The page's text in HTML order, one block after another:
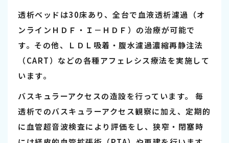
透析ベッドは30床あり、全台で血液透析濾過（オ
ンラインＨＤＦ・Ｉ－ＨＤＦ）の治療が可能で
す。その他、ＬＤＬ吸着・腹水濾過濃縮再静注法
（CART）などの各種アフェレシス療法を実施して
います。
バスキュラーアクセスの造設を行っています。 毎
透析でのバスキュラーアクセス観察に加え、定期的
に血管超音波検査により評価をし、狭窄・閉塞時